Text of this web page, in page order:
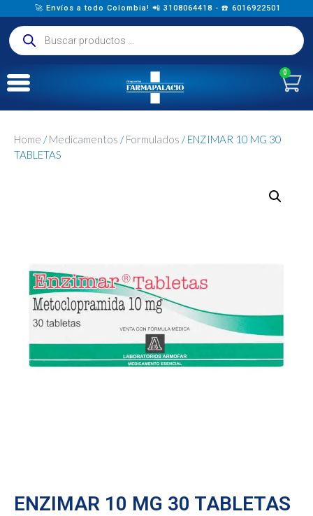
🚀 Envíos a todo Colombia! 📲 3108064418 - ☎️ 6016922501
0
Home /Medicamentos /Formulados / ENZIMAR 10 MG 30
TABLETAS
ENZIMAR 10 MG 30 TABLETAS